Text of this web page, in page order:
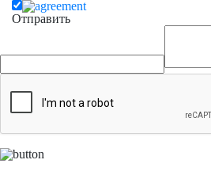
Отправить